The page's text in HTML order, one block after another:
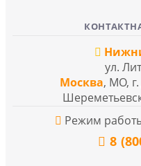
ул.
Москва, МО,
Режим
8